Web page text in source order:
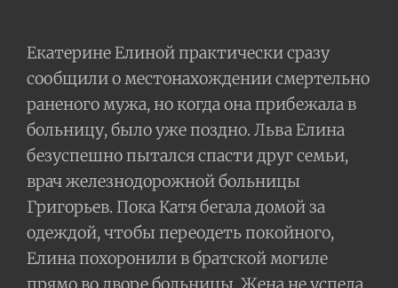
Екатерине Елиной практически сразу
сообщили о местонахождении смертельно
раненого мужа, но когда она прибежала в
больницу, было уже поздно. Льва Елина
безуспешно пытался спасти друг семьи,
врач железнодорожной больницы
Григорьев. Пока Катя бегала домой за
одеждой, чтобы переодеть покойного,
Елина похоронили в братской могиле